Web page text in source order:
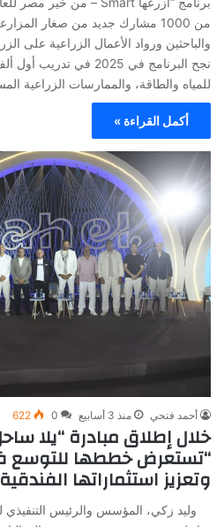
من 1000 مشارك جديد من صغار
نجح البرنامج في 2025
للمياه والطاقة، والممارسات الزراعية
أكمل القراءة »
أحمد فتحي منذ 3 أسابيع 0
622
“تستعرض خططها للتوسع
وتعزيز استثماراتها الفندقية